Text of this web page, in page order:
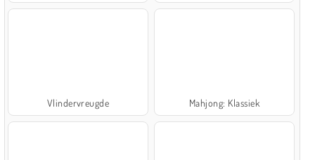
Vlindervreugde Mahjong: Klassiek